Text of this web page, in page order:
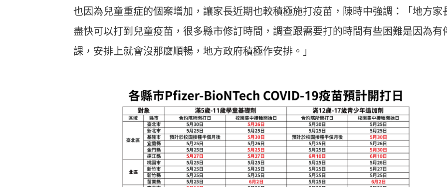
也因為兒童重症的個案增加，讓家長近期也較積極施打疫苗，陳時中強調：「地方家
盡快可以打到兒童疫苗，很多縣市修訂時間，調查跟需要打的時間有些困難是因為有
課，安排上就會沒那麼順暢，地方政府積極作安排。」